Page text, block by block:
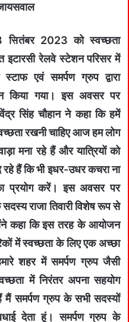
2023 को स्वच्छता
इटारसी रेलवे स्टेशन परिसर में
एवं समर्पण ग्रुप द्वारा
किया गया। इस अवसर पर
सिंह चौहान ने कहा कि हमें
रखनी चाहिए आज हम लोग
मना रहे हैं और यात्रियों को
रहे हैं कि भी इधर-उधर कचरा ना
प्रयोग करें। इस अवसर पर
राजा तिवारी विशेष रूप से
कहा कि इस तरह के आयोजन
में स्वच्छता के लिए एक अच्छा
शहर में समर्पण ग्रुप जैसी
में निरंतर अपना सहयोग
मैं समर्पण ग्रुप के सभी सदस्यों
देता हूं। समर्पण ग्रुप के